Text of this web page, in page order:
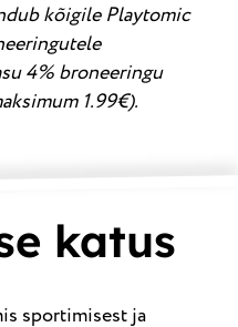
kõigile Playtomic
4% broneeringu
1.99€).
katus
sportimisest ja